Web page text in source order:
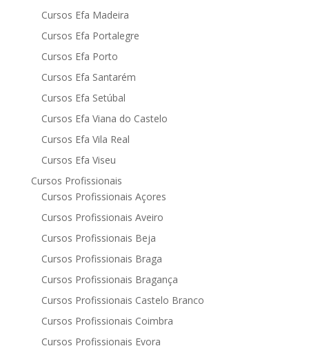
Cursos Efa Madeira
Cursos Efa Portalegre
Cursos Efa Porto
Cursos Efa Santarém
Cursos Efa Setúbal
Cursos Efa Viana do Castelo
Cursos Efa Vila Real
Cursos Efa Viseu
Cursos Profissionais
Cursos Profissionais Açores
Cursos Profissionais Aveiro
Cursos Profissionais Beja
Cursos Profissionais Braga
Cursos Profissionais Bragança
Cursos Profissionais Castelo Branco
Cursos Profissionais Coimbra
Cursos Profissionais Evora